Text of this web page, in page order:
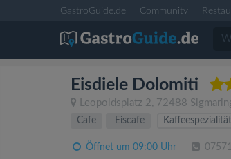
GastroGuide.de Community
Eisdiele Dolomiti
Leopoldsplatz 2, 72488
Cafe
Eiscafe
Öffnet um 09:00 Uhr